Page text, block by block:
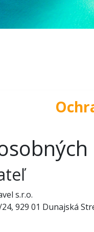
s.r.o.
929 01 Dunajská